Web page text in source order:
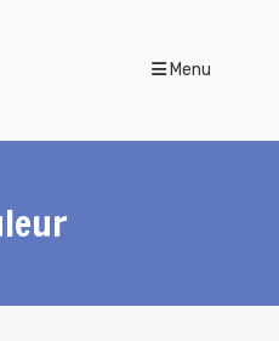
Menu